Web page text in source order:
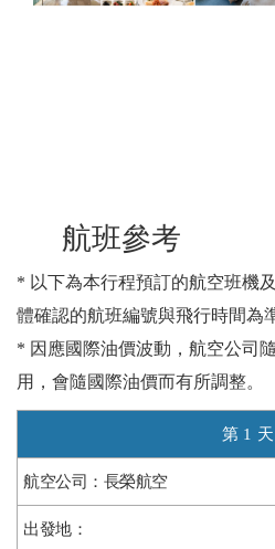
航班參考
* 以下為本行程預訂的航空班機
體確認的航班編號與飛行時間為
* 因應國際油價波動，航空公司
用，會隨國際油價而有所調整。
1
長榮航空